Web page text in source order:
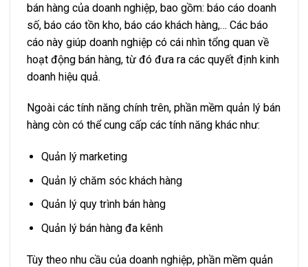
bán hàng của doanh nghiệp, bao gồm: báo cáo doanh
số, báo cáo tồn kho, báo cáo khách hàng,… Các báo
cáo này giúp doanh nghiệp có cái nhìn tổng quan về
hoạt động bán hàng, từ đó đưa ra các quyết định kinh
doanh hiệu quả.
Ngoài các tính năng chính trên, phần mềm quản lý bán
hàng còn có thể cung cấp các tính năng khác như:
Quản lý marketing
Quản lý chăm sóc khách hàng
Quản lý quy trình bán hàng
Quản lý bán hàng đa kênh
Tùy theo nhu cầu của doanh nghiệp, phần mềm quản